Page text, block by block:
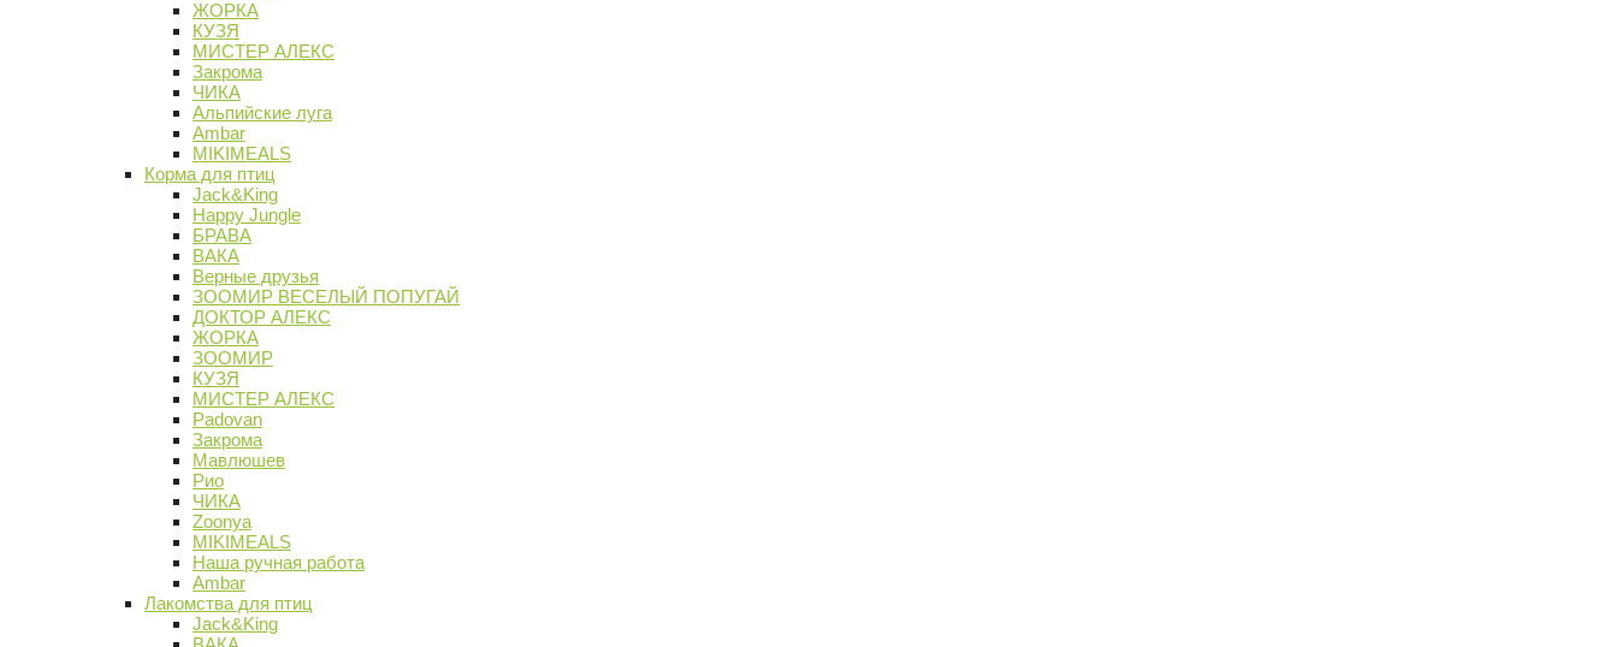
ЖОРКА
КУЗЯ
МИСТЕР АЛЕКС
Закрома
ЧИКА
Альпийские луга
Ambar
MIKIMEALS
Корма для птиц
Jack&King
Happy Jungle
БРАВА
ВАКА
Верные друзья
ЗООМИР ВЕСЕЛЫЙ ПОПУГАЙ
ДОКТОР АЛЕКС
ЖОРКА
ЗООМИР
КУЗЯ
МИСТЕР АЛЕКС
Padovan
Закрома
Мавлюшев
Рио
ЧИКА
Zoonya
MIKIMEALS
Наша ручная работа
Ambar
Лакомства для птиц
Jack&King